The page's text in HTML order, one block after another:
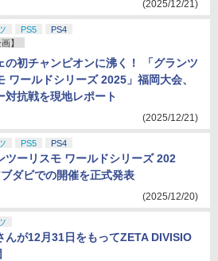
(2025/12/21)
PS5
PS4
】
の初チャンピオンに沸く！ 「グランツ
ワールドシリーズ 2025」福岡大会、
対抗戦を現地レポート
(2025/12/21)
PS5 PS4
ツーリスモ ワールドシリーズ 202
ダビでの開催を正式発表
(2025/12/20)
んが12月31日をもってZETA DIVISIO